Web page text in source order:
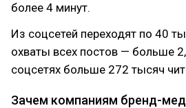
более 4 минут.
Из соцсетей переходят по 40
охваты всех постов — больше
соцсетях больше 272 тысяч
Зачем компаниям бренд-